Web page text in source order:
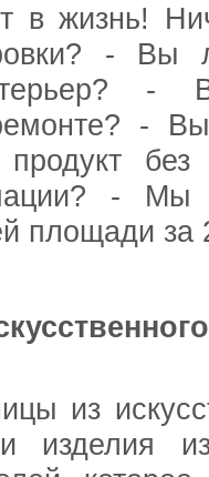
в жизнь!
- Вы
-
продукт
- Мы
площади за
из
изделия